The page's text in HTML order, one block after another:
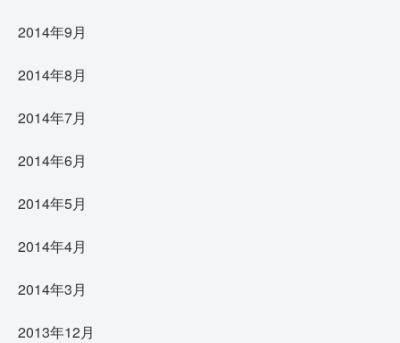
2014年9月
2014年8月
2014年7月
2014年6月
2014年5月
2014年4月
2014年3月
2013年12月